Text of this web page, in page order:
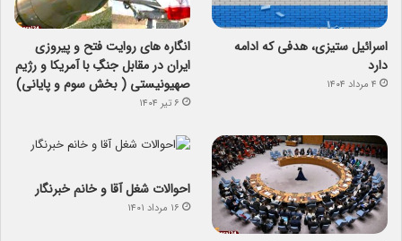
اسرائیل ستیزی، هدفی که ادامه
دارد
۴ مرداد ۱۴۰۴
انگاره های روایت فتح و پیروزی
ایران در مقابل جنگِ با آمریکا و رژیم
صهیونیستی ( بخش سوم و پایانی)
۶ تیر ۱۴۰۴
احوالات شغل آقا و خانم خبرنگار
۱۶ مرداد ۱۴۰۱